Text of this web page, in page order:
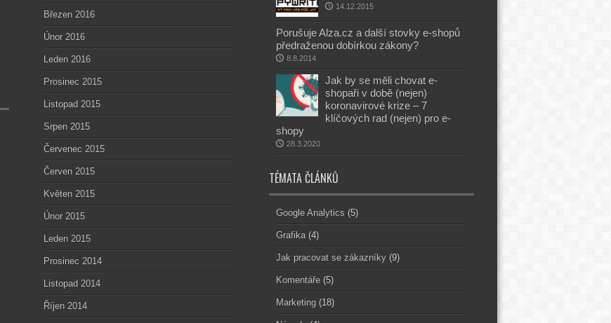
Březen 2016
Únor 2016
Leden 2016
Prosinec 2015
Listopad 2015
Srpen 2015
Červenec 2015
Červen 2015
Květen 2015
Únor 2015
Leden 2015
Prosinec 2014
Listopad 2014
Říjen 2014
14.12.2015
Porušuje Alza.cz a další stovky e-shopů
předraženou dobírkou zákony?
8.8.2014
Jak by se měli chovat e-
shopaři v době (nejen)
koronavirové krize – 7
klíčových rad (nejen) pro e-
shopy
28.3.2020
TÉMATA ČLÁNKŮ
Google Analytics (5)
Grafika(4)
Jak pracovat se zákazníky(9)
Komentáře(5)
Marketing(18)